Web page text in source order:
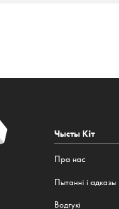
Чысты Кіт
Пра нас
Пытанні і адказы
Водгукі